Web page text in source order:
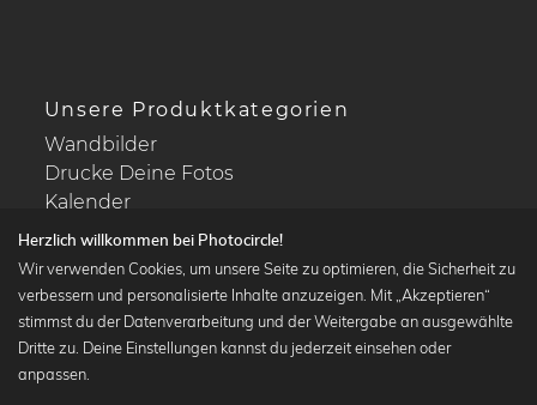
Unsere Produktkategorien
Wandbilder
Drucke Deine Fotos
Kalender
Beliebte Kollektionen
Wandbilder in schwarz-weiß
Herzlich willkommen bei Photocircle!
Wir verwenden Cookies, um unsere Seite zu optimieren, die Sicherheit zu
verbessern und personalisierte Inhalte anzuzeigen. Mit „Akzeptieren“
stimmst du der Datenverarbeitung und der Weitergabe an ausgewählte
Dritte zu. Deine Einstellungen kannst du jederzeit einsehen oder
anpassen.